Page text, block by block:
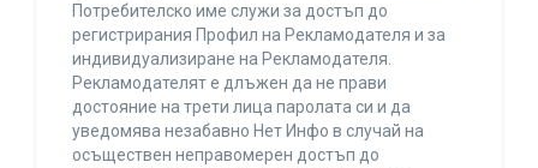
Потребителско име служи за достъп до
регистрирания Профил на Рекламодателя и за
индивидуализиране на Рекламодателя.
Рекламодателят е длъжен да не прави
достояние на трети лица паролата си и да
уведомява незабавно Нет Инфо в случай на
осъществен неправомерен достъп до